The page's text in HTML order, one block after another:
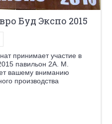
Буд Экспо 2015
принимает участие в
павильон 2А. М.
вашему вниманию
производства